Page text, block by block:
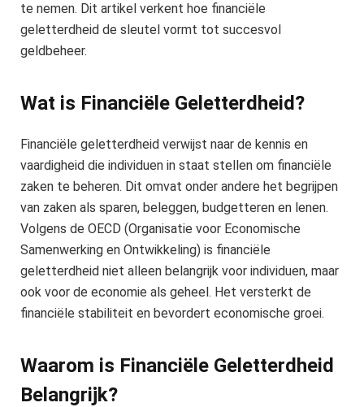
te nemen. Dit artikel verkent hoe financiële
geletterdheid de sleutel vormt tot succesvol
geldbeheer.
Wat is Financiële Geletterdheid?
Financiële geletterdheid verwijst naar de kennis en
vaardigheid die individuen in staat stellen om financiële
zaken te beheren. Dit omvat onder andere het begrijpen
van zaken als sparen, beleggen, budgetteren en lenen.
Volgens de OECD (Organisatie voor Economische
Samenwerking en Ontwikkeling) is financiële
geletterdheid niet alleen belangrijk voor individuen, maar
ook voor de economie als geheel. Het versterkt de
financiële stabiliteit en bevordert economische groei.
Waarom is Financiële Geletterdheid
Belangrijk?